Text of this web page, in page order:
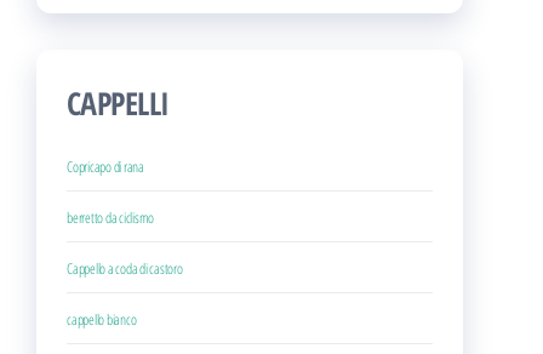
CAPPELLI
Copricapo di rana
berretto da ciclismo
Cappello a coda di castoro
cappello bianco